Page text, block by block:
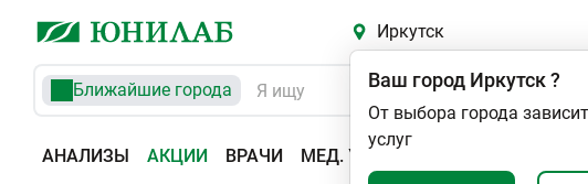
Иркутск
Ближайшие города
АНАЛИЗЫ АКЦИИ ВРАЧИ МЕД. УСЛУГИ
Ваш город Иркутск?
От выбора города
услуг